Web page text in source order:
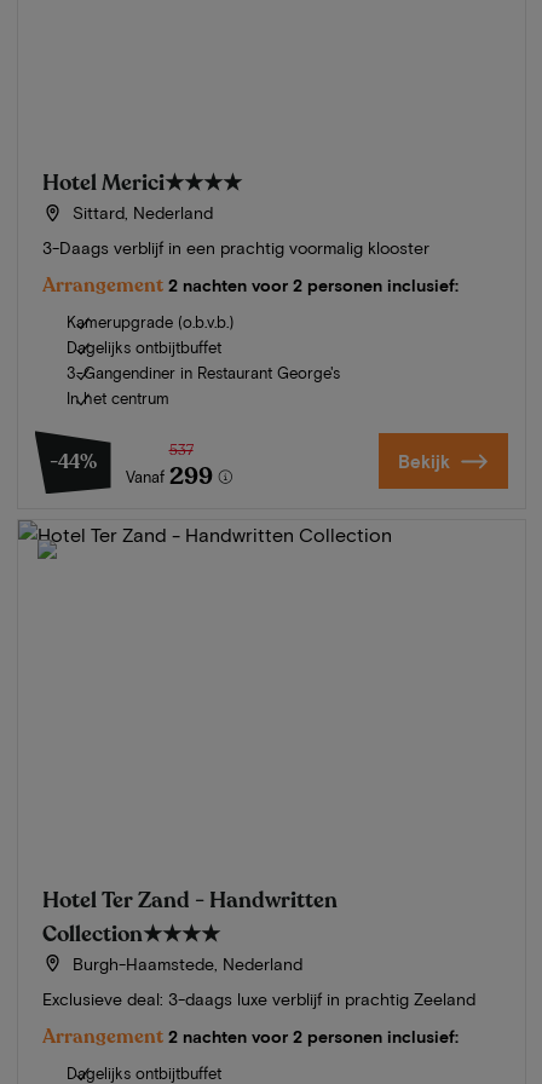
Hotel Merici★★★★
Sittard, Nederland
3-Daags verblijf in een prachtig voormalig klooster
Arrangement 2 nachten voor 2 personen inclusief:
Kamerupgrade (o.b.v.b.)
Dagelijks ontbijtbuffet
3-Gangendiner in Restaurant George's
In het centrum
-44%
Vanaf
537
299 Bekijk
Hotel Ter Zand - Handwritten
Collection★★★★
Burgh-Haamstede, Nederland
Exclusieve deal: 3-daags luxe verblijf in prachtig Zeeland
Arrangement 2 nachten voor 2 personen inclusief:
Dagelijks ontbijtbuffet